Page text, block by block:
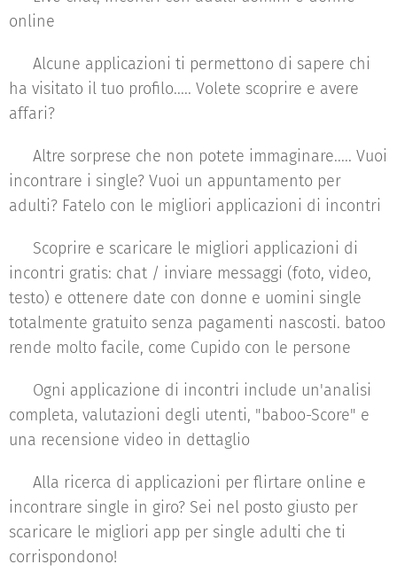
online
♥ Alcune applicazioni ti permettono di sapere chi
ha visitato il tuo profilo..... Volete scoprire e avere
affari?
♥ Altre sorprese che non potete immaginare..... Vuoi
incontrare i single? Vuoi un appuntamento per
adulti? Fatelo con le migliori applicazioni di incontri
♥ Scoprire e scaricare le migliori applicazioni di
incontri gratis: chat / inviare messaggi (foto, video,
testo) e ottenere date con donne e uomini single
totalmente gratuito senza pagamenti nascosti. batoo
rende molto facile, come Cupido con le persone
♥ Ogni applicazione di incontri include un'analisi
completa, valutazioni degli utenti, "baboo-Score" e
una recensione video in dettaglio
♥ Alla ricerca di applicazioni per flirtare online e
incontrare single in giro? Sei nel posto giusto per
scaricare le migliori app per single adulti che ti
corrispondono!